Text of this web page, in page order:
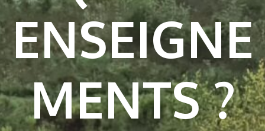
ENSEIGNE
MENTS ?